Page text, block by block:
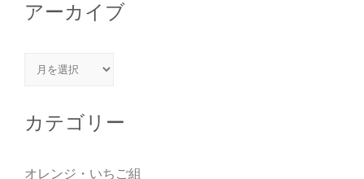
アーカイブ
アーカイブ
カテゴリー
オレンジ・いちご組